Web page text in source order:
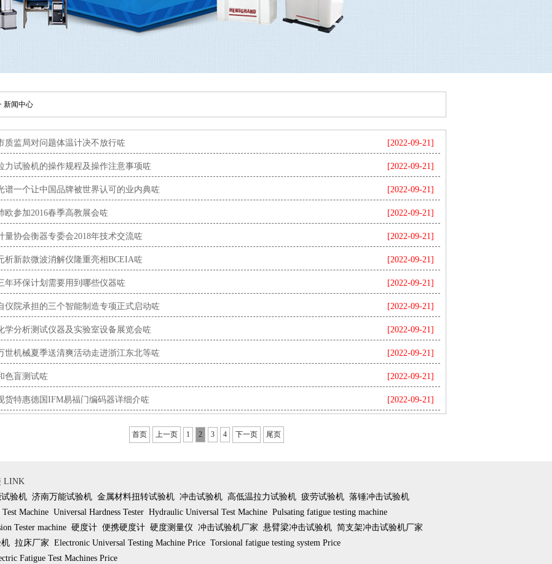
新闻中心
[2022-09-21]
质监局对问题体温计决不放行咗
[2022-09-21]
力试验机的操作规程及操作注意事项咗
[2022-09-21]
谱一个让中国品牌被世界认可的业内典咗
[2022-09-21]
欧参加2016春季高教展会咗
[2022-09-21]
量协会衡器专委会2018年技术交流咗
[2022-09-21]
析新款微波消解仪隆重亮相BCEIA咗
[2022-09-21]
年环保计划需要用到哪些仪器咗
[2022-09-21]
仪院承担的三个智能制造专项正式启动咗
[2022-09-21]
学分析测试仪器及实验室设备展览会咗
[2022-09-21]
世机械夏季送清爽活动走进浙江东北等咗
[2022-09-21]
色盲测试咗
[2022-09-21]
货特惠德国IFM易福门编码器详细介咗
首页 上一页 1 2 3 4 下一页 尾页
LINK
验机 济南万能试验机 金属材料扭转试验机 冲击试验机 高低温拉力试验机 疲劳试验机 落锤冲击试验机
Machine Universal Hardness Tester Hydraulic Universal Test Machine Pulsating fatigue testing machine
Tester machine 硬度计 便携硬度计 硬度测量仪 冲击试验机厂家 悬臂梁冲击试验机 简支架冲击试验机厂家
拉床厂家 Electronic Universal Testing Machine Price Torsional fatigue testing system Price
Fatigue Test Machines Price